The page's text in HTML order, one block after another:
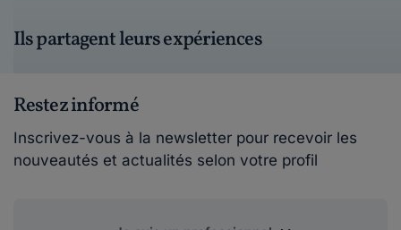
Ils partagent leurs expériences
Restez informé
Inscrivez-vous à la newsletter pour recevoir les
nouveautés et actualités selon votre profil